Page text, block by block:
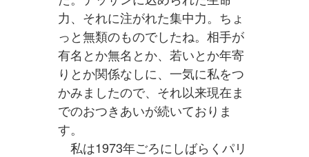
力、それに注がれた集中力。ちょ
っと無類のものでしたね。相手が
有名とか無名とか、若いとか年寄
りとか関係なしに、一気に私をつ
かみましたので、それ以来現在ま
でのおつきあいが続いておりま
す。
私は1973年ごろにしばらくパリ